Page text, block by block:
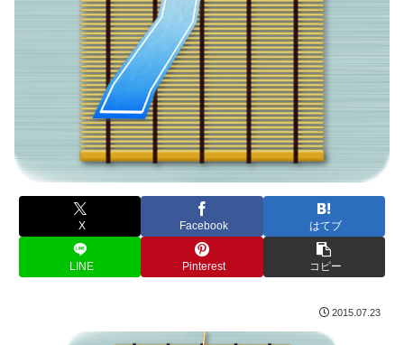
X Facebook はてブ
LINE Pinterest コピー
2015.07.23